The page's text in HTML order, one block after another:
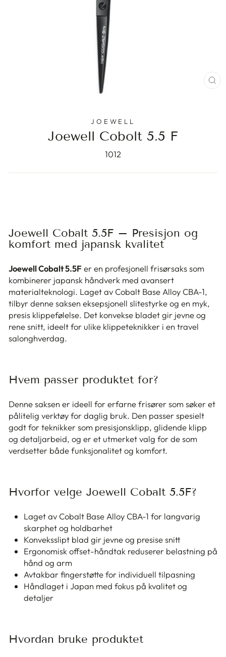
JOEWELL
Joewell Cobolt 5.5 F
1012
Joewell Cobalt 5.5F – Presisjon og
komfort med japansk kvalitet
Joewell Cobalt 5.5F er en profesjonell frisørsaks som
kombinerer japansk håndverk med avansert
materialteknologi. Laget av Cobalt Base Alloy CBA-1,
tilbyr denne saksen eksepsjonell slitestyrke og en myk,
presis klippefølelse. Det konvekse bladet gir jevne og
rene snitt, ideelt for ulike klippeteknikker i en travel
salonghverdag.
Hvem passer produktet for?
Denne saksen er ideell for erfarne frisører som søker et
pålitelig verktøy for daglig bruk. Den passer spesielt
godt for teknikker som presisjonsklipp, glidende klipp
og detaljarbeid, og er et utmerket valg for de som
verdsetter både funksjonalitet og komfort.
Hvorfor velge Joewell Cobalt 5.5F?
Laget av Cobalt Base Alloy CBA-1 for langvarig
skarphet og holdbarhet
Konveksslipt blad gir jevne og presise snitt
Ergonomisk offset-håndtak reduserer belastning på
hånd og arm
Avtakbar fingerstøtte for individuell tilpasning
Håndlaget i Japan med fokus på kvalitet og
detaljer
Hvordan bruke produktet